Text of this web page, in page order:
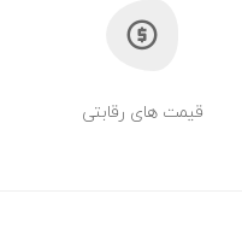
قیمت های رقابتی